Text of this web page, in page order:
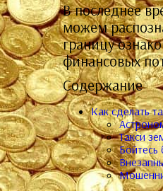
В последнее
можем
границу
финансовых
Содержание
Как сделать
Такси